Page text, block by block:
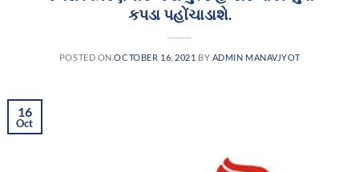
કપડા પહોંચાડાશે.
POSTED ONOCTOBER 16, 2021 BY ADMIN MANAVJYOT
16
Oct